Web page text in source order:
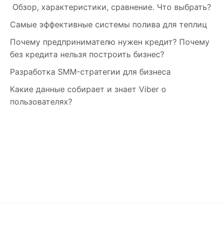
Обзор, характеристики, сравнение. Что выбрать?
Самые эффективные системы полива для теплиц
Почему предпринимателю нужен кредит? Почему
без кредита нельзя построить бизнес?
Разработка SMM-стратегии для бизнеса
Какие данные собирает и знает Viber о
пользователях?